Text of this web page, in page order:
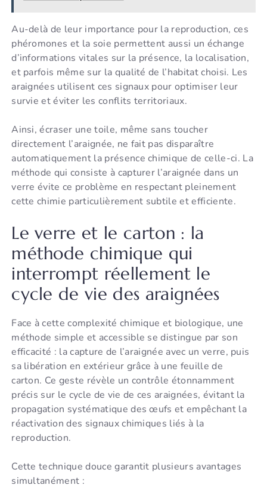
Au-delà de leur importance pour la reproduction, ces
phéromones et la soie permettent aussi un échange
d’informations vitales sur la présence, la localisation,
et parfois même sur la qualité de l’habitat choisi. Les
araignées utilisent ces signaux pour optimiser leur
survie et éviter les conflits territoriaux.
Ainsi, écraser une toile, même sans toucher
directement l’araignée, ne fait pas disparaître
automatiquement la présence chimique de celle-ci. La
méthode qui consiste à capturer l’araignée dans un
verre évite ce problème en respectant pleinement
cette chimie particulièrement subtile et efficiente.
Le verre et le carton : la
méthode chimique qui
interrompt réellement le
cycle de vie des araignées
Face à cette complexité chimique et biologique, une
méthode simple et accessible se distingue par son
efficacité : la capture de l’araignée avec un verre, puis
sa libération en extérieur grâce à une feuille de
carton. Ce geste révèle un contrôle étonnamment
précis sur le cycle de vie de ces araignées, évitant la
propagation systématique des œufs et empêchant la
réactivation des signaux chimiques liés à la
reproduction.
Cette technique douce garantit plusieurs avantages
simultanément :